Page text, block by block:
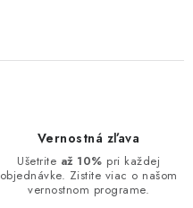
Vernostná zľava
Ušetrite až 10% pri každej
objednávke. Zistite viac o našom
vernostnom programe.